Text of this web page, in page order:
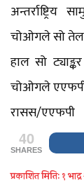
चोओगले सो तेल
हाल सो
चोओगले एएफपी
रासस/एएफपी
40
SHARES
प्रकाशित मिति: १